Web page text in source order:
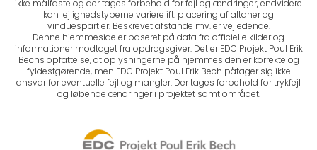
ikke målfaste og der tages forbehold for fejl og ændringer, endvidere
kan lejlighedstyperne variere ift. placering af altaner og
vinduespartier. Beskrevet afstande mv. er vejledende.
Denne hjemmeside er baseret på data fra officielle kilder og
informationer modtaget fra opdragsgiver. Det er EDC Projekt Poul Erik
Bechs opfattelse, at oplysningerne på hjemmesiden er korrekte og
fyldestgørende, men EDC Projekt Poul Erik Bech påtager sig ikke
ansvar for eventuelle fejl og mangler. Der tages forbehold for trykfejl
og løbende ændringer i projektet samt området.